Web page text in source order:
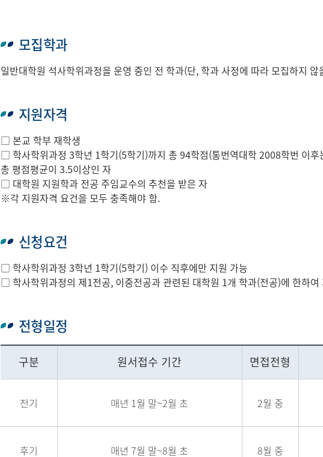
모집학과
일반대학원 석사학위과정을 운영 중인 전 학과(단, 학과 사정에 따라 모집하지
지원자격
□ 본교 학부 재학생
□ 학사학위과정 3학년 1학기(5학기)까지 총 94학점(통번역대학 2008학번 이후
총 평점평균이 3.5이상인 자
□ 대학원 지원학과 전공 주임교수의 추천을 받은 자
※각 지원자격 요건을 모두 충족해야 함.
신청요건
□ 학사학위과정 3학년 1학기(5학기) 이수 직후에만 지원 가능
□ 학사학위과정의 제1전공, 이중전공과 관련된 대학원 1개 학과(전공)에 한하여
전형일정
구분 원서접수 기간 면접전형
전기 매년 1월 말~2월 초 2월 중
후기 매년 7월 말~8월 초 8월 중